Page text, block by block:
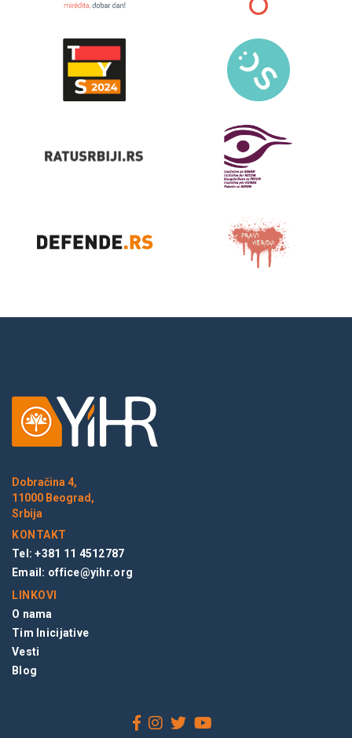
Dobračina 4,
11000 Beograd,
Srbija
KONTAKT
Tel: +381 11 4512787
Email: office@yihr.org
LINKOVI
O nama
Tim Inicijative
Vesti
Blog